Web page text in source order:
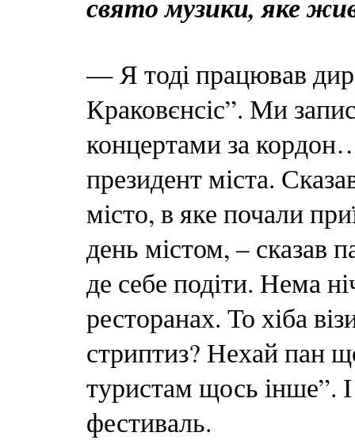
свято музики, яке
— Я тоді працював
Краковєнсіс”. Ми
концертами за
президент міста.
місто, в яке почали
день містом, – сказав
де себе подіти. Нема
ресторанах. То хіба
стриптиз? Нехай пан
туристам щось інше”.
фестиваль.